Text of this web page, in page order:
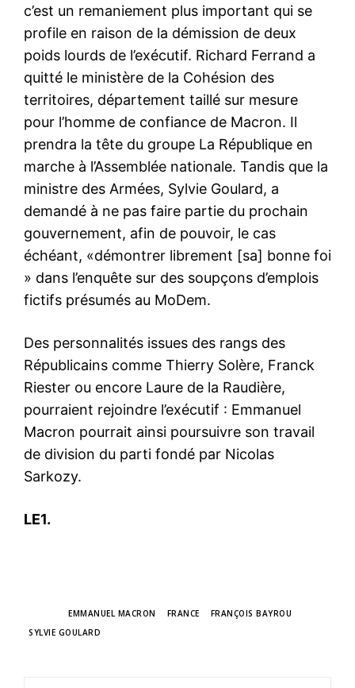
c’est un remaniement plus important qui se
profile en raison de la démission de deux
poids lourds de l’exécutif. Richard Ferrand a
quitté le ministère de la Cohésion des
territoires, département taillé sur mesure
pour l’homme de confiance de Macron. Il
prendra la tête du groupe La République en
marche à l’Assemblée nationale. Tandis que la
ministre des Armées, Sylvie Goulard, a
demandé à ne pas faire partie du prochain
gouvernement, afin de pouvoir, le cas
échéant, «démontrer librement [sa] bonne foi
» dans l’enquête sur des soupçons d’emplois
fictifs présumés au MoDem.
Des personnalités issues des rangs des
Républicains comme Thierry Solère, Franck
Riester ou encore Laure de la Raudière,
pourraient rejoindre l’exécutif : Emmanuel
Macron pourrait ainsi poursuivre son travail
de division du parti fondé par Nicolas
Sarkozy.
LE1.
EMMANUEL MACRON FRANCE
FRANÇOIS BAYROU
SYLVIE GOULARD